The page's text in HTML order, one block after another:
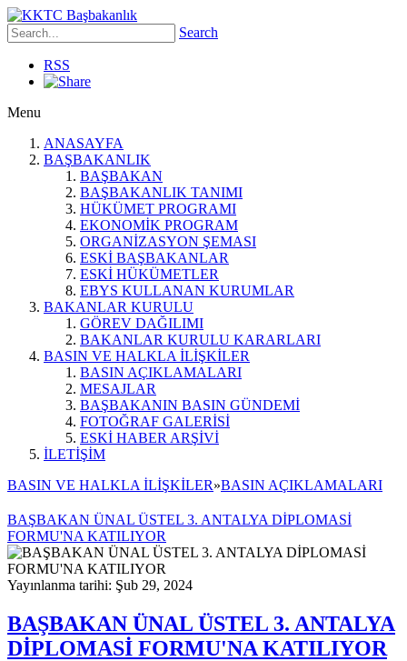
Search
RSS
Menu
ANASAYFA
BAŞBAKANLIK
BAŞBAKAN
BAŞBAKANLIK TANIMI
HÜKÜMET PROGRAMI
EKONOMİK PROGRAM
ORGANİZASYON ŞEMASI
ESKİ BAŞBAKANLAR
ESKİ HÜKÜMETLER
EBYS KULLANAN KURUMLAR
BAKANLAR KURULU
GÖREV DAĞILIMI
BAKANLAR KURULU KARARLARI
BASIN VE HALKLA İLİŞKİLER
BASIN AÇIKLAMALARI
MESAJLAR
BAŞBAKANIN BASIN GÜNDEMİ
FOTOĞRAF GALERİSİ
ESKİ HABER ARŞİVİ
İLETİŞİM
BASIN VE HALKLA İLİŞKİLER»BASIN AÇIKLAMALARI
BAŞBAKAN ÜNAL ÜSTEL 3. ANTALYA DİPLOMASİ
FORMU'NA KATILIYOR
Yayınlanma tarihi: Şub 29, 2024
BAŞBAKAN ÜNAL ÜSTEL 3. ANTALYA
DİPLOMASİ FORMU'NA KATILIYOR